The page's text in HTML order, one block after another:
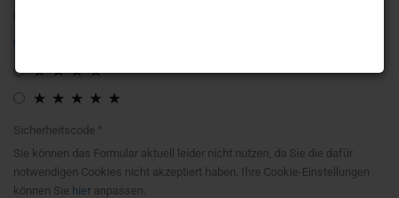
Sicherheitscode
Sie können das Formular aktuell leider nicht nutzen, da Sie die dafür
notwendigen Cookies nicht akzeptiert haben. Ihre Cookie-Einstellungen
können Sie hier anpassen.